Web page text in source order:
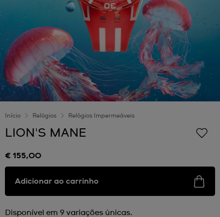
Início Relógios Relógios Impermeáveis
LION'S MANE
€ 155,00
Adicionar ao carrinho
Disponível em 9 variações únicas.